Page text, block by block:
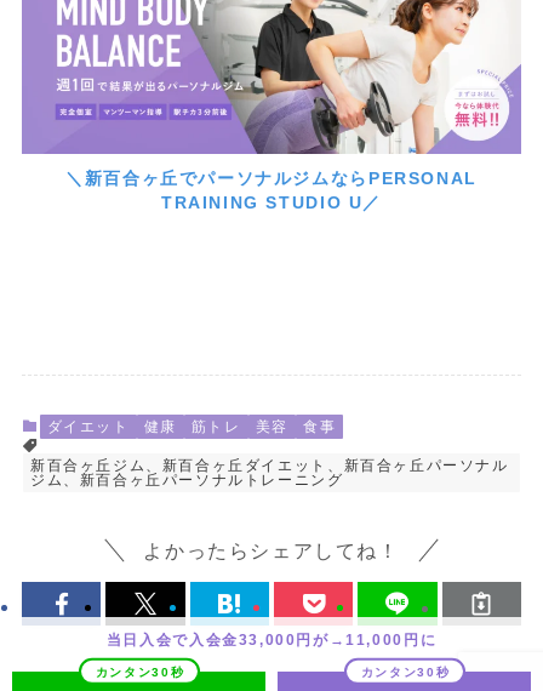
＼新百合ヶ丘でパーソナルジムならPERSONAL
TRAINING STUDIO U／
ダイエット 健康 筋トレ 美容 食事
新百合ヶ丘ジム、新百合ヶ丘ダイエット、新百合ヶ丘パーソナル
ジム、新百合ヶ丘パーソナルトレーニング
よかったらシェアしてね！
当日入会で入会金33,000円が→11,000円に